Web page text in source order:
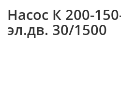
Насос К 200-
эл.дв. 30/1500